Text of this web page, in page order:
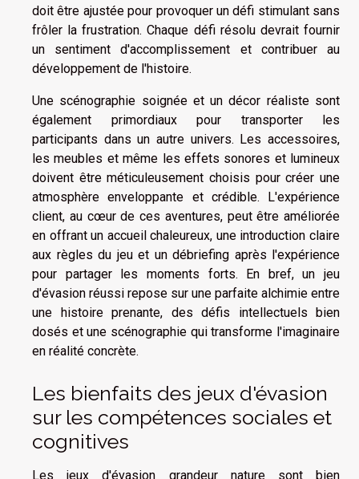
doit être ajustée pour provoquer un défi stimulant sans
frôler la frustration. Chaque défi résolu devrait fournir
un sentiment d'accomplissement et contribuer au
développement de l'histoire.
Une scénographie soignée et un décor réaliste sont
également primordiaux pour transporter les
participants dans un autre univers. Les accessoires,
les meubles et même les effets sonores et lumineux
doivent être méticuleusement choisis pour créer une
atmosphère enveloppante et crédible. L'expérience
client, au cœur de ces aventures, peut être améliorée
en offrant un accueil chaleureux, une introduction claire
aux règles du jeu et un débriefing après l'expérience
pour partager les moments forts. En bref, un jeu
d'évasion réussi repose sur une parfaite alchimie entre
une histoire prenante, des défis intellectuels bien
dosés et une scénographie qui transforme l'imaginaire
en réalité concrète.
Les bienfaits des jeux d'évasion
sur les compétences sociales et
cognitives
Les jeux d'évasion grandeur nature sont bien